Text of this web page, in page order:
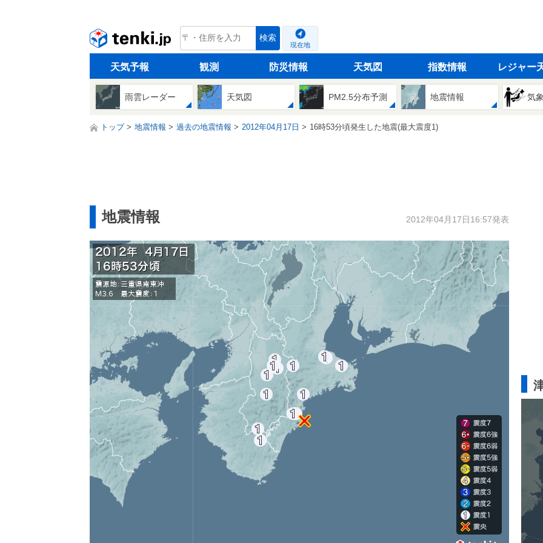
tenki.jp 検索
現在地
天気予報 観測 防災情報 天気図 指数情報 レジャー
雨雲レーダー 天気図 PM2.5分布予測 地震情報 気
トップ 地震情報 過去の地震情報 2012年04月17日 16時53分頃発生した地震(最大震度1)
地震情報 2012年04月17日16:57発表